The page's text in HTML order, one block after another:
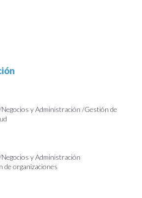
y Administración /Gestión de
y Administración
de organizaciones